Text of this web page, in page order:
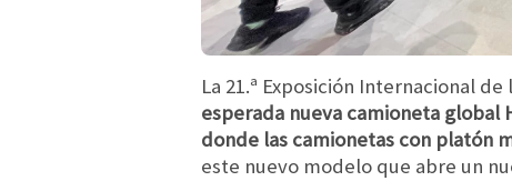
La 21.ª Exposición Internacional
esperada nueva camioneta
donde las camionetas con platón
este nuevo modelo que abre un